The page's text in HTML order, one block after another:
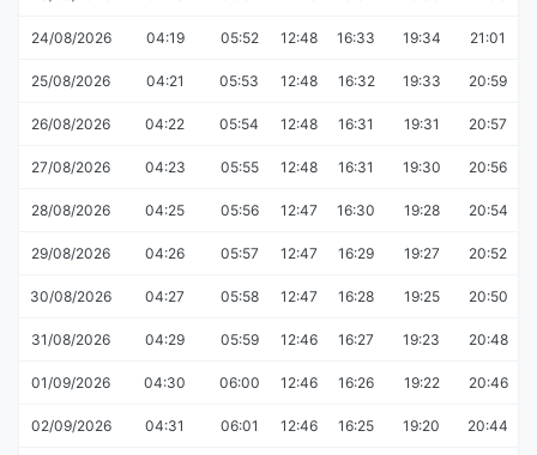
24/08/2026 04:19 05:52 12:48 16:33 19:34 21:01
25/08/2026 04:21 05:53 12:48 16:32 19:33 20:59
26/08/2026 04:22 05:54 12:48 16:31 19:31 20:57
27/08/2026 04:23 05:55 12:48 16:31 19:30 20:56
28/08/2026 04:25 05:56 12:47 16:30 19:28 20:54
29/08/2026 04:26 05:57 12:47 16:29 19:27 20:52
30/08/2026 04:27 05:58 12:47 16:28 19:25 20:50
31/08/2026 04:29 05:59 12:46 16:27 19:23 20:48
01/09/2026 04:30 06:00 12:46 16:26 19:22 20:46
02/09/2026 04:31 06:01 12:46 16:25 19:20 20:44